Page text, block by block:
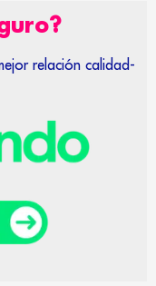
relación calidad-